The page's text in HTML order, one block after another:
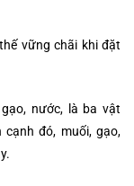
vững chãi khi đặt
nước, là ba vật
đó, muối, gạo,